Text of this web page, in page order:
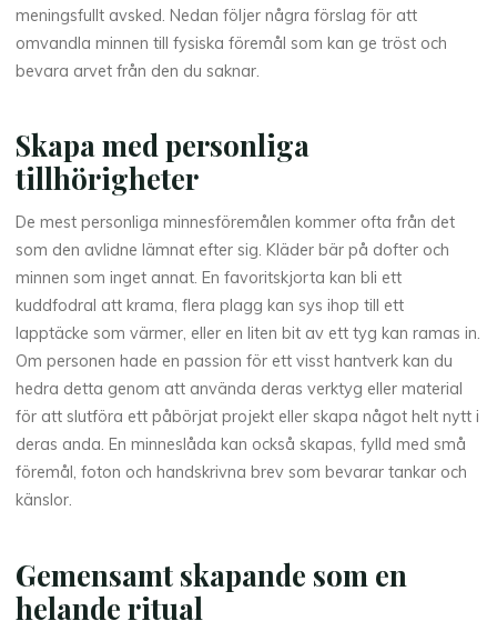
meningsfullt avsked. Nedan följer några förslag för att
omvandla minnen till fysiska föremål som kan ge tröst och
bevara arvet från den du saknar.
Skapa med personliga
tillhörigheter
De mest personliga minnesföremålen kommer ofta från det
som den avlidne lämnat efter sig. Kläder bär på dofter och
minnen som inget annat. En favoritskjorta kan bli ett
kuddfodral att krama, flera plagg kan sys ihop till ett
lapptäcke som värmer, eller en liten bit av ett tyg kan ramas in.
Om personen hade en passion för ett visst hantverk kan du
hedra detta genom att använda deras verktyg eller material
för att slutföra ett påbörjat projekt eller skapa något helt nytt i
deras anda. En minneslåda kan också skapas, fylld med små
föremål, foton och handskrivna brev som bevarar tankar och
känslor.
Gemensamt skapande som en
helande ritual